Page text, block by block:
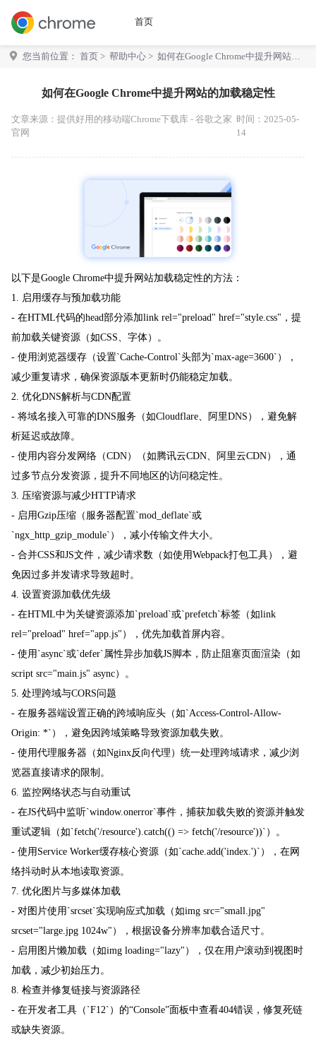
首页
您当前位置： 首页 > 帮助中心 > 如何在Google Chrome中提升网站的
如何在Google Chrome中提升网站的加载稳定性
文章来源： 提供好用的移动端Chrome下载库 - 谷歌之家
官网
时间：2025-05-
14
以下是Google Chrome中提升网站加载稳定性的方法：
1. 启用缓存与预加载功能
- 在HTML代码的head部分添加link rel="preload" href="style.css"，提
前加载关键资源（如CSS、字体）。
- 使用浏览器缓存（设置`Cache-Control`头部为`max-age=3600`），
减少重复请求，确保资源版本更新时仍能稳定加载。
2. 优化DNS解析与CDN配置
- 将域名接入可靠的DNS服务（如Cloudflare、阿里DNS），避免解
析延迟或故障。
- 使用内容分发网络（CDN）（如腾讯云CDN、阿里云CDN），通
过多节点分发资源，提升不同地区的访问稳定性。
3. 压缩资源与减少HTTP请求
- 启用Gzip压缩（服务器配置`mod_deflate`或
`ngx_http_gzip_module`），减小传输文件大小。
- 合并CSS和JS文件，减少请求数（如使用Webpack打包工具），避
免因过多并发请求导致超时。
4. 设置资源加载优先级
- 在HTML中为关键资源添加`preload`或`prefetch`标签（如link
rel="preload" href="app.js"），优先加载首屏内容。
- 使用`async`或`defer`属性异步加载JS脚本，防止阻塞页面渲染（如
script src="main.js" async）。
5. 处理跨域与CORS问题
- 在服务器端设置正确的跨域响应头（如`Access-Control-Allow-
Origin: *`），避免因跨域策略导致资源加载失败。
- 使用代理服务器（如Nginx反向代理）统一处理跨域请求，减少浏
览器直接请求的限制。
6. 监控网络状态与自动重试
- 在JS代码中监听`window.onerror`事件，捕获加载失败的资源并触发
重试逻辑（如`fetch('/resource').catch(() => fetch('/resource'))`）。
- 使用Service Worker缓存核心资源（如`cache.add('index.')`），在网
络抖动时从本地读取资源。
7. 优化图片与多媒体加载
- 对图片使用`srcset`实现响应式加载（如img src="small.jpg"
srcset="large.jpg 1024w"），根据设备分辨率加载合适尺寸。
- 启用图片懒加载（如img loading="lazy"），仅在用户滚动到视图时
加载，减少初始压力。
8. 检查并修复链接与资源路径
- 在开发者工具（`F12`）的“Console”面板中查看404错误，修复死链
或缺失资源。